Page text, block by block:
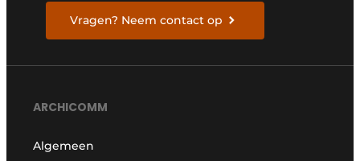
Vragen? Neem contact op
ARCHICOMM
Algemeen